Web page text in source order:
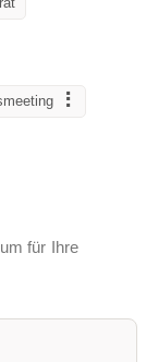
für Ihre
bietet Ihnen